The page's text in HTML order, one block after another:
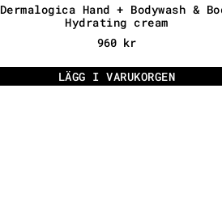
Dermalogica Hand + Bodywash &
Hydrating cream
960 kr
LÄGG I VARUKORGEN